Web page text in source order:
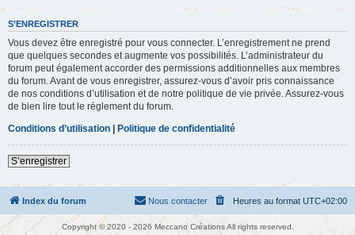
t
d
e
p
s
s
e
S’ENREGISTRER
Vous devez être enregistré pour vous connecter. L’enregistrement ne prend
que quelques secondes et augmente vos possibilités. L’administrateur du
forum peut également accorder des permissions additionnelles aux membres
du forum. Avant de vous enregistrer, assurez-vous d’avoir pris connaissance
de nos conditions d’utilisation et de notre politique de vie privée. Assurez-vous
de bien lire tout le règlement du forum.
Conditions d’utilisation | Politique de confidentialité
S’enregistrer
Index du forum Heures au format UTC+02:00
Nous contacter
Copyright © 2020 - 2026 Meccano Créations All rights reserved.